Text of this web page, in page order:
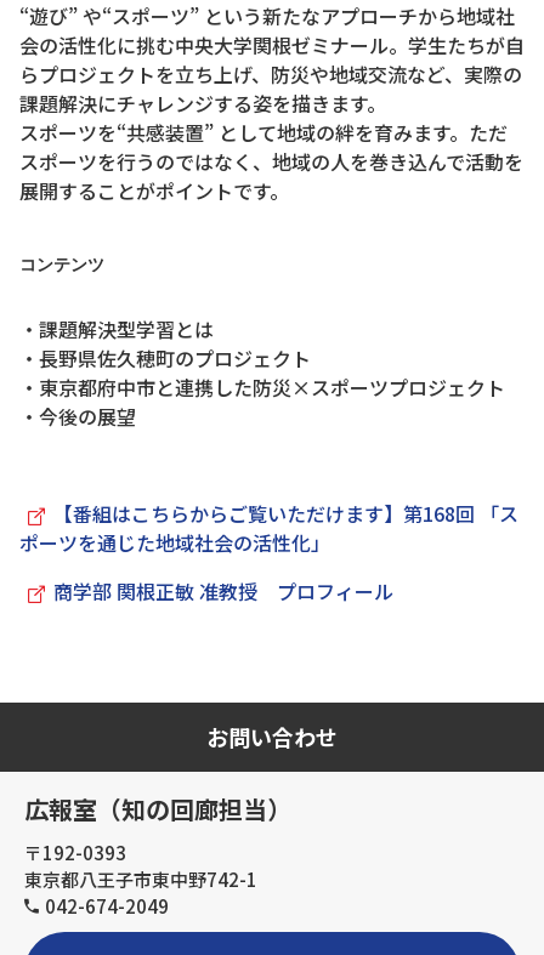
“遊び” や“スポーツ” という新たなアプローチから地域社
会の活性化に挑む中央大学関根ゼミナール。学生たちが自
らプロジェクトを立ち上げ、防災や地域交流など、実際の
課題解決にチャレンジする姿を描きます。
スポーツを“共感装置” として地域の絆を育みます。ただ
スポーツを行うのではなく、地域の人を巻き込んで活動を
展開することがポイントです。
コンテンツ
・課題解決型学習とは
・長野県佐久穂町のプロジェクト
・東京都府中市と連携した防災×スポーツプロジェクト
・今後の展望
【番組はこちらからご覧いただけます】第168回 「ス
ポーツを通じた地域社会の活性化」
商学部 関根正敏 准教授 プロフィール
お問い合わせ
広報室（知の回廊担当）
〒192-0393
東京都八王子市東中野742-1
042-674-2049